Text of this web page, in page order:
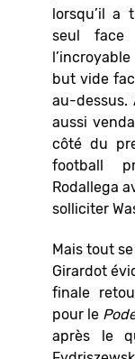
lorsqu’il a
seul
but vide
au-dessus.
aussi
côté du
football
Rodallega
solliciter
Mais tout
Girardot
finale
pour le
après le